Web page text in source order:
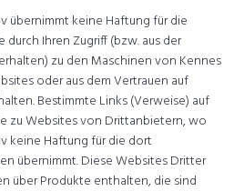
übernimmt keine Haftung für die
Ihren Zugriff (bzw. aus der
zu den Maschinen von Kennes
oder aus dem Vertrauen auf
Bestimmte Links (Verweise) auf
zu Websites von Drittanbietern, wo
keine Haftung für die dort
übernimmt. Diese Websites Dritter
über Produkte enthalten, die sind